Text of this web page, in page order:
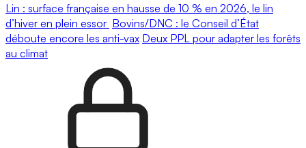
Lin : surface française en hausse de 10 % en 2026, le lin
d’hiver en plein essor Bovins/DNC : le Conseil d’État
déboute encore les anti-vax Deux PPL pour adapter les forêts
au climat